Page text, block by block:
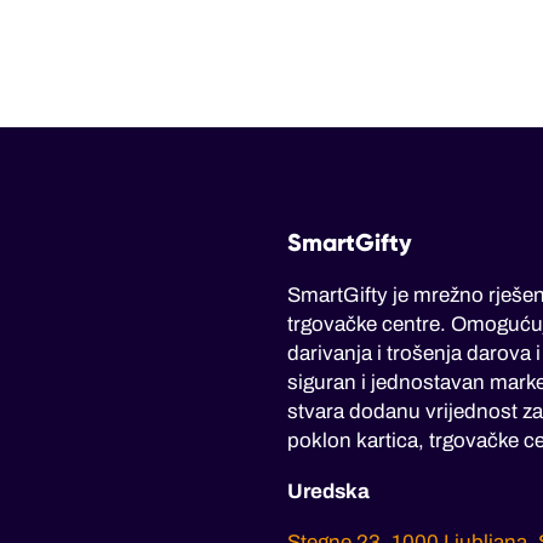
SmartGifty
SmartGifty je mrežno
trgovačke centre.
darivanja i trošenja darova
siguran i jednostavan
stvara dodanu vrijednost
poklon kartica, trgovačke
Uredska